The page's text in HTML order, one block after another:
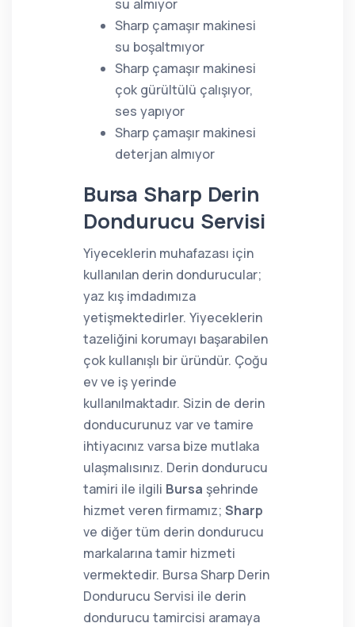
su almıyor
Sharp çamaşır makinesi
su boşaltmıyor
Sharp çamaşır makinesi
çok gürültülü çalışıyor,
ses yapıyor
Sharp çamaşır makinesi
deterjan almıyor
Bursa Sharp Derin
Dondurucu Servisi
Yiyeceklerin muhafazası için
kullanılan derin dondurucular;
yaz kış imdadımıza
yetişmektedirler. Yiyeceklerin
tazeliğini korumayı başarabilen
çok kullanışlı bir üründür. Çoğu
ev ve iş yerinde
kullanılmaktadır. Sizin de derin
donducurunuz var ve tamire
ihtiyacınız varsa bize mutlaka
ulaşmalısınız. Derin dondurucu
tamiri ile ilgili Bursa şehrinde
hizmet veren firmamız; Sharp
ve diğer tüm derin dondurucu
markalarına tamir hizmeti
vermektedir. Bursa Sharp Derin
Dondurucu Servisi ile derin
dondurucu tamircisi aramaya